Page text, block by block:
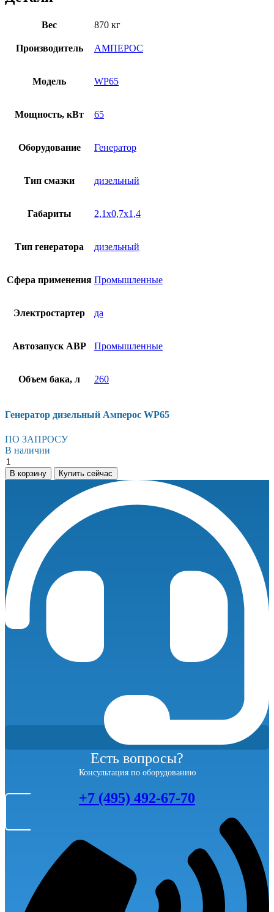
Вес 870 кг
Производитель АМПЕРОС
Модель WP65
Мощность, кВт 65
Оборудование Генератор
Тип смазки дизельный
Габариты 2,1х0,7х1,4
Тип генератора дизельный
Сфера применения Промышленные
Электростартер да
Автозапуск АВР Промышленные
Объем бака, л 260
Генератор дизельный Амперос WP65
ПО ЗАПРОСУ
В наличии
Генератор
дизельный
Амперос
В корзину Купить сейчас
Есть вопросы?
Консультация по оборудованию
+7 (495) 492-67-70